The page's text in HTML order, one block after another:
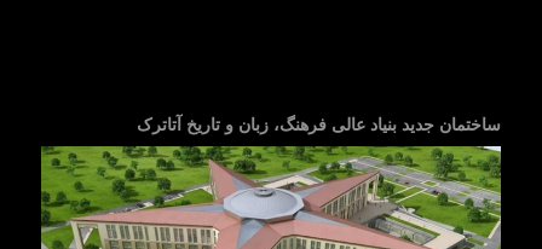
ساختمان جدید بنیاد عالی فرهنگ، زبان و تاریخ آتاترک